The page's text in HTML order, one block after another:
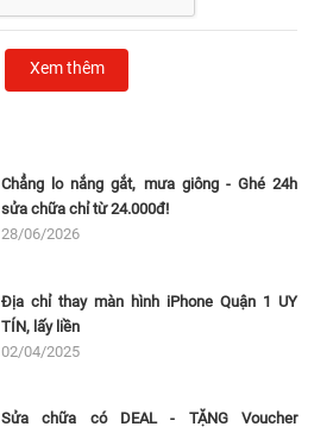
Xem thêm
Chẳng lo nắng gắt, mưa giông - Ghé 24h
sửa chữa chỉ từ 24.000đ!
28/06/2026
Địa chỉ thay màn hình iPhone Quận 1 UY
TÍN, lấy liền
02/04/2025
Sửa chữa có DEAL - TẶNG Voucher